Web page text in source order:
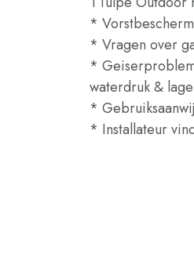
*
* Vragen over
*
waterdruk &
*
* Installateur